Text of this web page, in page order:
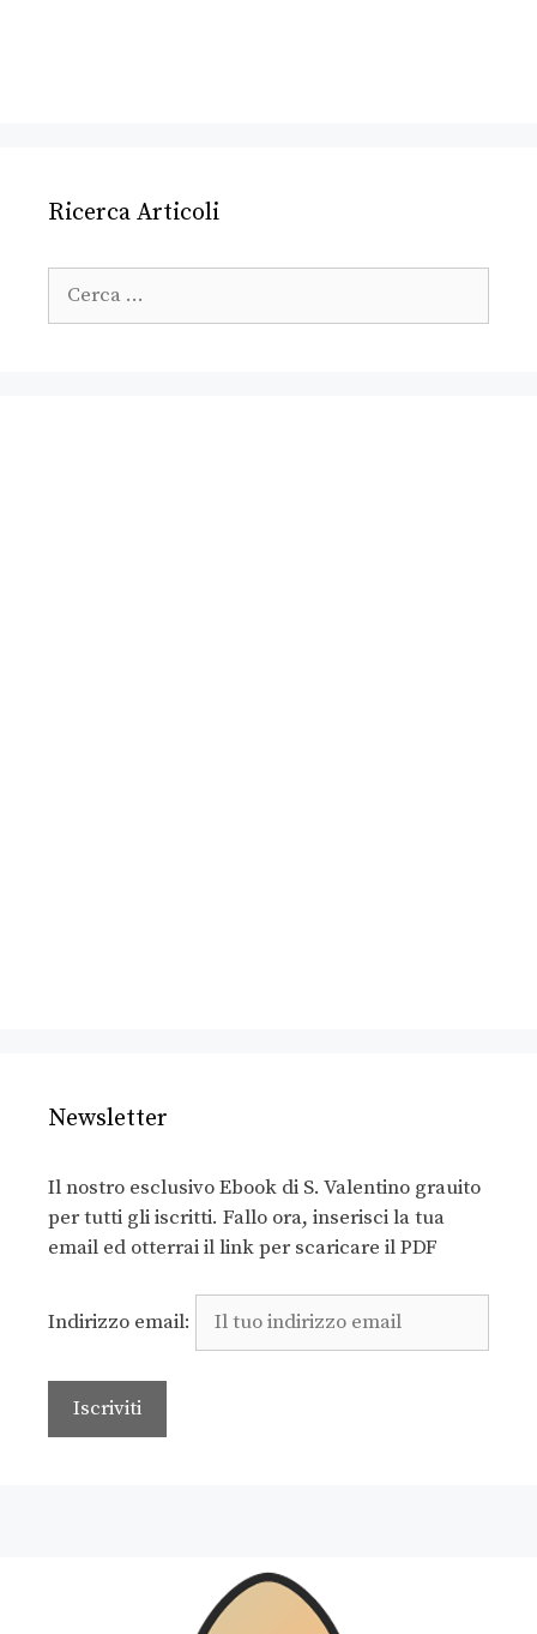
Ricerca Articoli
Newsletter
Il nostro esclusivo Ebook di S. Valentino grauito
per tutti gli iscritti. Fallo ora, inserisci la tua
email ed otterrai il link per scaricare il PDF
Indirizzo email: